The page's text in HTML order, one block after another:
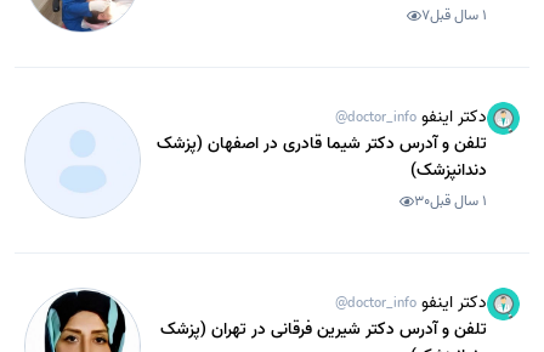
1 سال قبل 7
دکتر اینفو @doctor_info
تلفن و آدرس دکتر شیما قادری در اصفهان (پزشک
دندانپزشک)
1 سال قبل 30
دکتر اینفو @doctor_info
تلفن و آدرس دکتر شیرین فرقانی در تهران (پزشک